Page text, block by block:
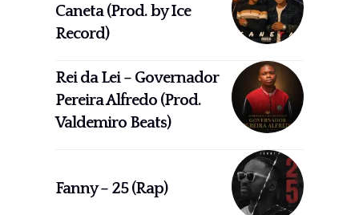
Caneta (Prod. by Ice
Record)
Rei da Lei – Governador
Pereira Alfredo (Prod.
Valdemiro Beats)
Fanny – 25 (Rap)